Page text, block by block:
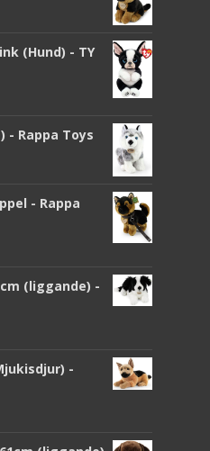
(Hund) - TY
- Rappa Toys
- Rappa
(liggande) -
-